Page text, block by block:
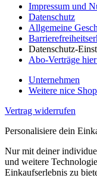
Impressum und
Datenschutz
Allgemeine
Datenschutz-
Abo-Verträge
Unternehmen
Weitere nice
Vertrag widerrufen
Personalisiere dein
Nur mit deiner
und weitere
Einkaufserlebnis zu